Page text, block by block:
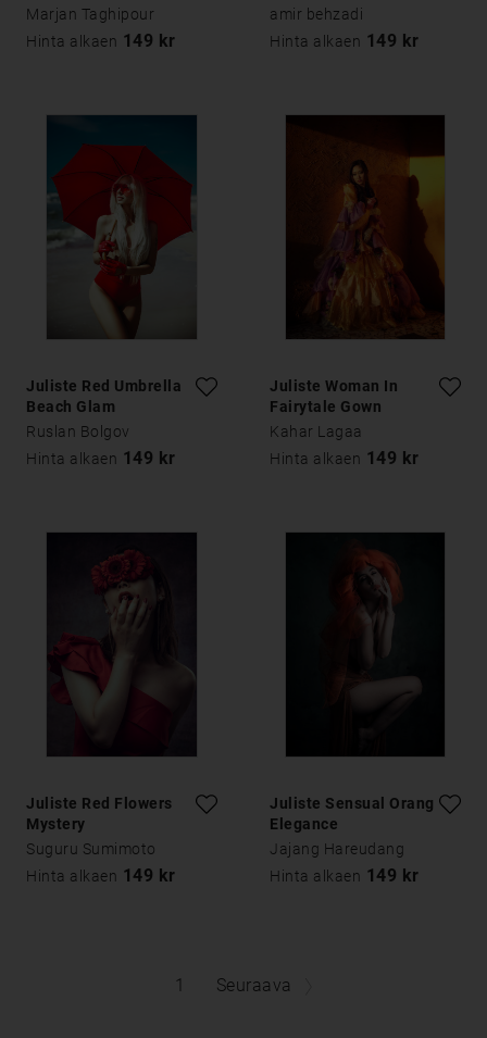
Marjan Taghipour
Hinta alkaen 149 kr
amir behzadi
Hinta alkaen 149 kr
Juliste Red Umbrella
Beach Glam
Ruslan Bolgov
Hinta alkaen 149 kr
Juliste Woman In
Fairytale Gown
Kahar Lagaa
Hinta alkaen 149 kr
Juliste Red Flowers
Mystery
Suguru Sumimoto
Hinta alkaen 149 kr
Juliste Sensual Orange
Elegance
Jajang Hareudang
Hinta alkaen 149 kr
1 Seuraava